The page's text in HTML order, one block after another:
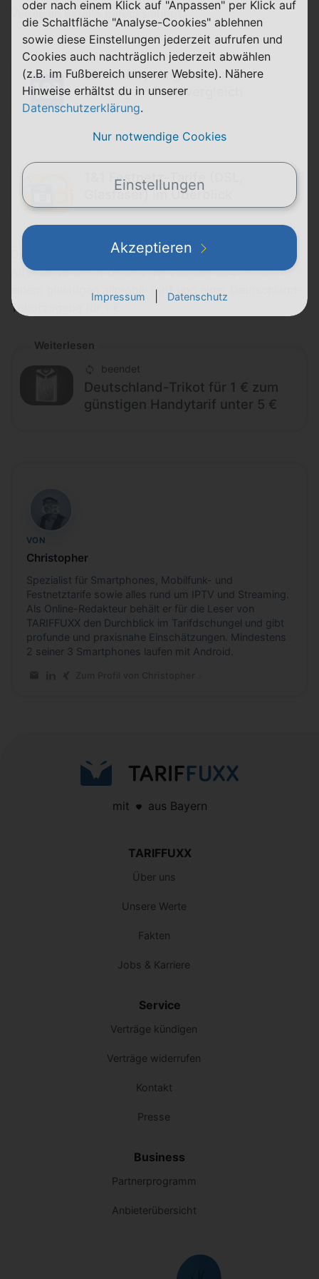
Vergleich bereits berücksichtigt.
1&1 Handy-Angebote mit
Vertrag im Preisvergleich
1&1 Festnetz-Tarife (DSL,
Glasfaser) im Überblick
Du möchtest preiswert an ein Trikot kommen? Eine
Alternative bietet derzeit der Händler LogiTel mit
einem günstigen allmobil-Tarif und einer
Trikotzugabe für 1 €
Weiterlesen
beendet
Deutschland-Trikot für 1 € zum
günstigen Handytarif unter 5 €
CB
VON
Christopher
Spezialist für Smartphones, Mobilfunk- und
Festnetztarife sowie alles rund um IPTV und Streaming.
Als Online-Redakteur behält er für die Leser von
TARIFFUXX den Durchblick im Tarifdschungel und gibt
profunde und praxisnahe Einschätzungen. Mindestens
2 seiner 3 Smartphones laufen mit Android.
mit aus Bayern
TARIFFUXX
Über uns
Unsere Werte
Fakten
Jobs & Karriere
Service
Verträge kündigen
Verträge widerrufen
Kontakt
Presse
Business
Partnerprogramm
Anbieterübersicht
oder nach einem Klick auf "Anpassen" per Klick auf
die Schaltfläche "Analyse-Cookies" ablehnen
sowie diese Einstellungen jederzeit aufrufen und
Cookies auch nachträglich jederzeit abwählen
(z.B. im Fußbereich unserer Website). Nähere
Hinweise erhältst du in unserer
Datenschutzerklärung.
Nur notwendige Cookies
Einstellungen
Akzeptieren
Impressum Datenschutz